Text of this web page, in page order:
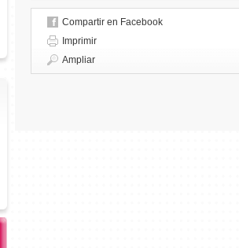
Compartir en Facebook
Imprimir
Ampliar